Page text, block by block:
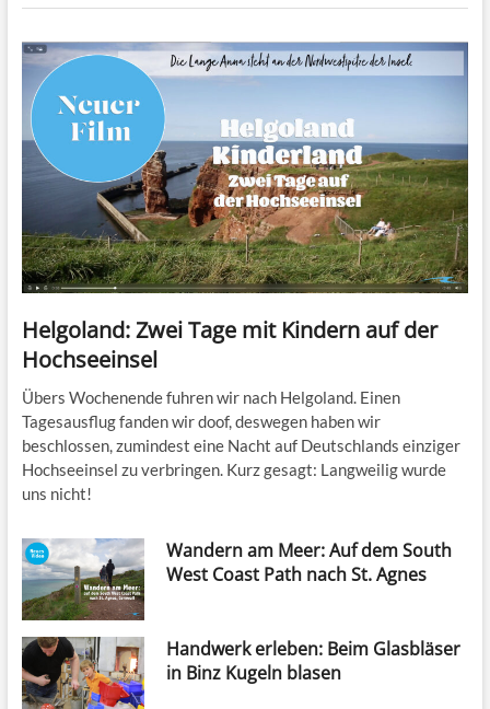
Helgoland: Zwei Tage mit Kindern auf der
Hochseeinsel
Übers Wochenende fuhren wir nach Helgoland. Einen
Tagesausflug fanden wir doof, deswegen haben wir
beschlossen, zumindest eine Nacht auf Deutschlands einziger
Hochseeinsel zu verbringen. Kurz gesagt: Langweilig wurde
uns nicht!
Wandern am Meer: Auf dem South
West Coast Path nach St. Agnes
Handwerk erleben: Beim Glasbläser
in Binz Kugeln blasen